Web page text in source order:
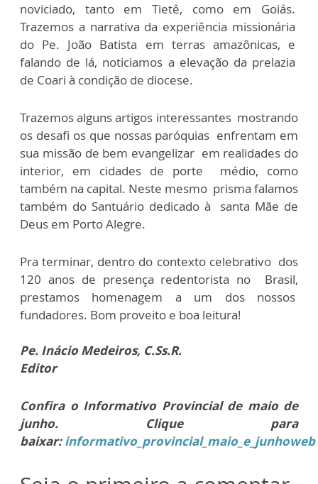
noviciado, tanto em Tietê, como em Goiás.
Trazemos a narrativa da experiência missionária
do Pe. João Batista em terras amazônicas, e
falando de lá, noticiamos a elevação da prelazia
de Coari à condição de diocese.
Trazemos alguns artigos interessantes mostrando
os desafi os que nossas paróquias enfrentam em
sua missão de bem evangelizar em realidades do
interior, em cidades de porte médio, como
também na capital. Neste mesmo prisma falamos
também do Santuário dedicado à santa Mãe de
Deus em Porto Alegre.
Pra terminar, dentro do contexto celebrativo dos
120 anos de presença redentorista no Brasil,
prestamos homenagem a um dos nossos
fundadores. Bom proveito e boa leitura!
Pe. Inácio Medeiros, C.Ss.R.
Editor
Confira o Informativo Provincial de maio de
junho. Clique para
baixar:informativo_provincial_maio_e_junhoweb